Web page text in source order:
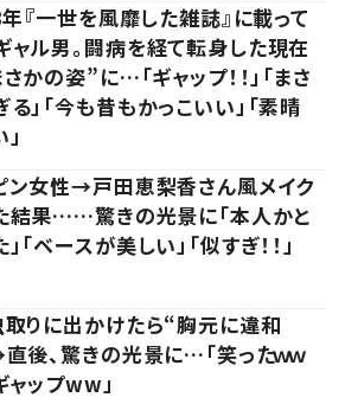
『一世を風靡した雑誌』に載って
ャル男。闘病を経て転身した現在
かの姿”に…「ギャップ！！」「まさ
る」「今も昔もかっこいい」「素晴
ン女性→戸田恵梨香さん風メイク
結果……驚きの光景に「本人かと
「ベースが美しい」「似すぎ！！」
取りに出かけたら“胸元に違和
後、驚きの光景に…「笑ったｗｗ
ャップww」